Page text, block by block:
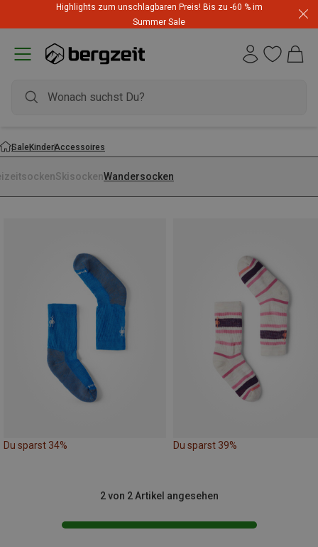
Highlights zum unschlagbaren Preis! Bis zu -60 % im
Summer Sale
SaleKinderAccessoires
SkisockenWandersocken
Du sparst 34% Du sparst 39%
2 von 2 Artikel angesehen